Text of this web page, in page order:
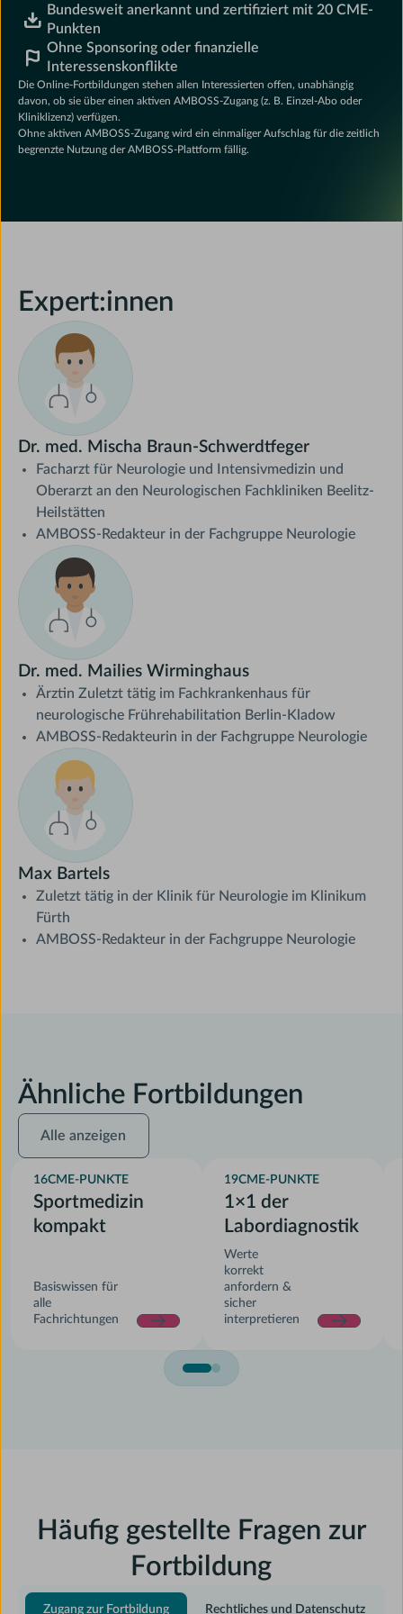
Bundesweit anerkannt und zertifiziert mit 20 CME-
Punkten
Ohne Sponsoring oder finanzielle
Interessenskonflikte
Die Online-Fortbildungen stehen allen Interessierten offen, unabhängig
davon, ob sie über einen aktiven AMBOSS-Zugang (z. B. Einzel-Abo oder
Kliniklizenz) verfügen.
Ohne aktiven AMBOSS-Zugang wird ein einmaliger Aufschlag für die zeitlich
begrenzte Nutzung der AMBOSS-Plattform fällig.
Expert:innen
Dr. med. Mischa Braun-Schwerdtfeger
Facharzt für Neurologie und Intensivmedizin und
Oberarzt an den Neurologischen Fachkliniken Beelitz-
Heilstätten
AMBOSS-Redakteur in der Fachgruppe Neurologie
Dr. med. Mailies Wirminghaus
Ärztin Zuletzt tätig im Fachkrankenhaus für
neurologische Frührehabilitation Berlin-Kladow
AMBOSS-Redakteurin in der Fachgruppe Neurologie
Max Bartels
Zuletzt tätig in der Klinik für Neurologie im Klinikum
Fürth
AMBOSS-Redakteur in der Fachgruppe Neurologie
Ähnliche Fortbildungen
anzeigen
Alle anzeigen
16CME-PUNKTE
Sportmedizin
kompakt
Basiswissen für
alle
Fachrichtungen
19CME-PUNKTE
1×1 der
Labordiagnostik
Werte
korrekt
anfordern &
sicher
interpretieren
Häufig gestellte Fragen zur
Fortbildung
Zugang zur Fortbildung Rechtliches und Datenschutz